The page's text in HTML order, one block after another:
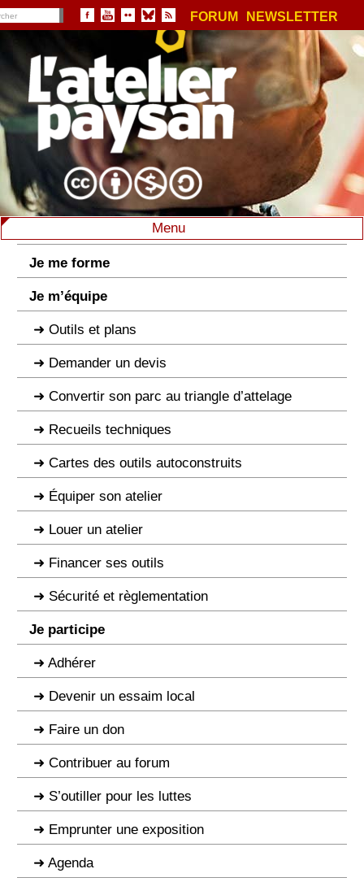
FORUM NEWSLETTER
Menu
Je me forme
Je m’équipe
Outils et plans
Demander un devis
Convertir son parc au triangle d’attelage
Recueils techniques
Cartes des outils autoconstruits
Équiper son atelier
Louer un atelier
Financer ses outils
Sécurité et règlementation
Je participe
Adhérer
Devenir un essaim local
Faire un don
Contribuer au forum
S’outiller pour les luttes
Emprunter une exposition
Agenda